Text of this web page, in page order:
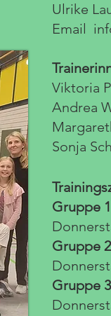
Ulrike
Email
Viktoria
Andrea
Sonja
Gruppe 1
Gruppe 2
Gruppe 3​